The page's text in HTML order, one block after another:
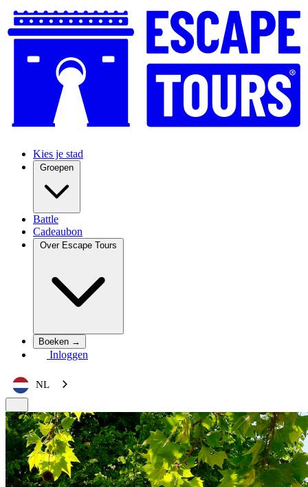
Kies je stad
Groepen
Battle
Cadeaubon
Over Escape Tours
Boeken →
Inloggen
NL